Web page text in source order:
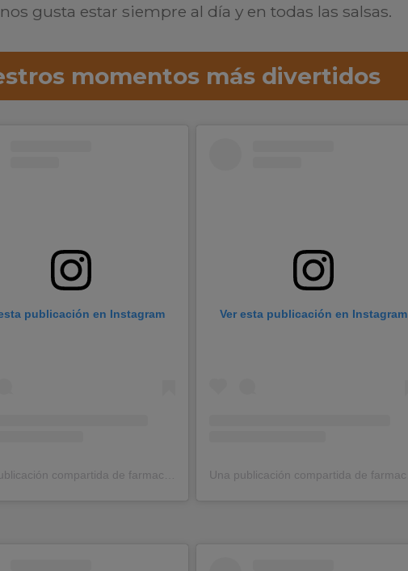
gusta estar siempre al día y en todas las salsas.
momentos más divertidos
publicación en Instagram Ver esta publicación en Instagram